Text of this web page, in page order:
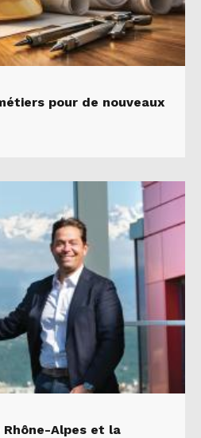
pour de nouveaux
Rhône-Alpes et la